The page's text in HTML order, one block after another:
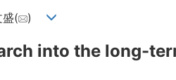
盛( )
into the long-